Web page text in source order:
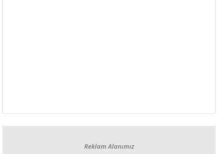
Reklam Alanımız